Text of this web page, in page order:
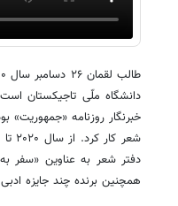
دفتر شعر به عناوین «سفر
همچنین برنده چند جایزه